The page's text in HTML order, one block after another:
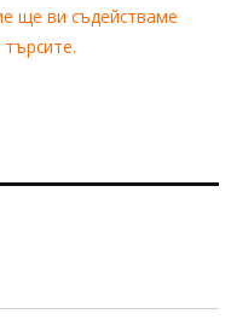
ще ви съдействаме